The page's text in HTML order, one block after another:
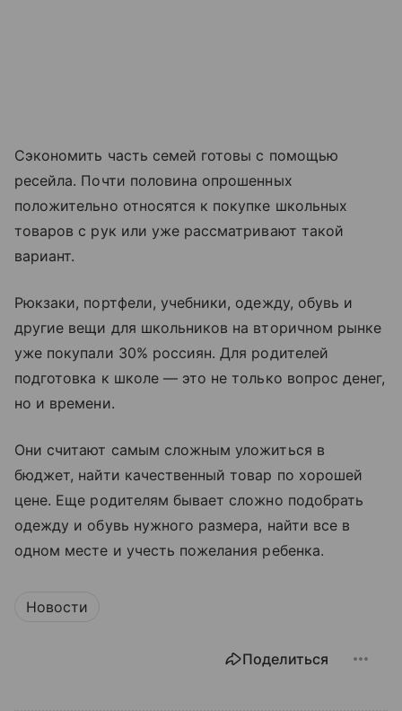
Сэкономить часть семей готовы с помощью
ресейла. Почти половина опрошенных
положительно относятся к покупке школьных
товаров с рук или уже рассматривают такой
вариант.
Рюкзаки, портфели, учебники, одежду, обувь и
другие вещи для школьников на вторичном рынке
уже покупали 30% россиян. Для родителей
подготовка к школе — это не только вопрос денег,
но и времени.
Они считают самым сложным уложиться в
бюджет, найти качественный товар по хорошей
цене. Еще родителям бывает сложно подобрать
одежду и обувь нужного размера, найти все в
одном месте и учесть пожелания ребенка.
Новости
Поделиться